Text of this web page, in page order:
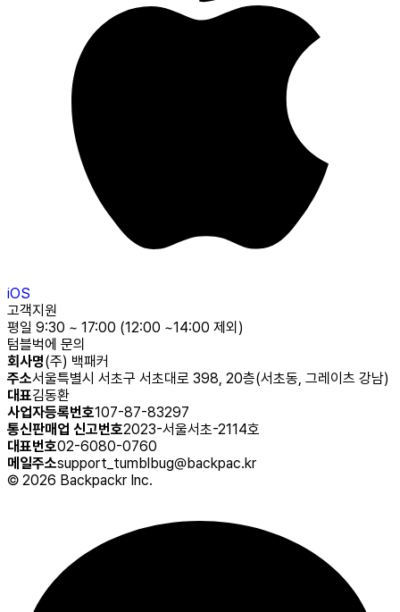
iOS
고객지원
평일 9:30 ~ 17:00 (12:00 ~14:00 제외)
텀블벅에 문의
회사명(주) 백패커
주소서울특별시 서초구 서초대로 398, 20층(서초동, 그레이츠 강남)
대표김동환
사업자등록번호107-87-83297
통신판매업 신고번호2023-서울서초-2114호
대표번호02-6080-0760
메일주소support_tumblbug@backpac.kr
© 2026 Backpackr Inc.